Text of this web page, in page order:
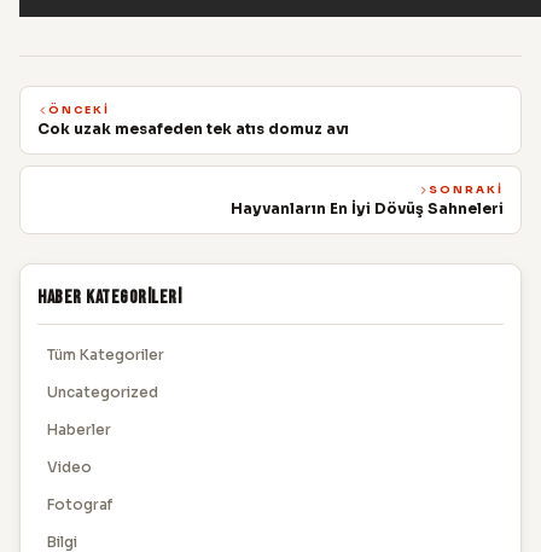
ÖNCEKI
Cok uzak mesafeden tek atıs domuz avı
SONRAKI
Hayvanların En İyi Dövüş Sahneleri
Haber Kategorileri
Tüm Kategoriler
Uncategorized
Haberler
Video
Fotograf
Bilgi